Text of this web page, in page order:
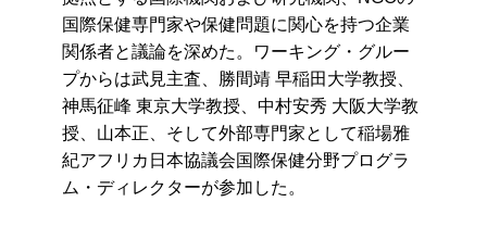
国際保健専門家や保健問題に関心を持つ企業
関係者と議論を深めた。ワーキング・グルー
プからは武見主査、勝間靖 早稲田大学教授、
神馬征峰 東京大学教授、中村安秀 大阪大学教
授、山本正、そして外部専門家として稲場雅
紀アフリカ日本協議会国際保健分野プログラ
ム・ディレクターが参加した。